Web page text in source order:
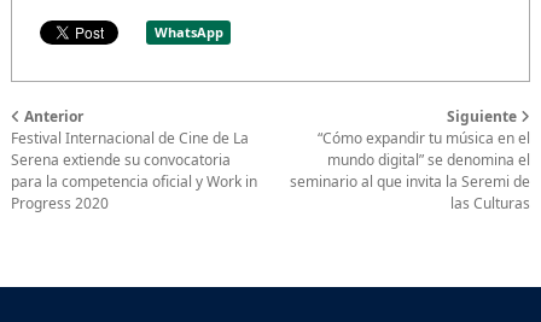
WhatsApp
Anterior
Festival Internacional de Cine de La
Serena extiende su convocatoria
para la competencia oficial y Work in
Progress 2020
Siguiente
“Cómo expandir tu música en el
mundo digital” se denomina el
seminario al que invita la Seremi de
las Culturas